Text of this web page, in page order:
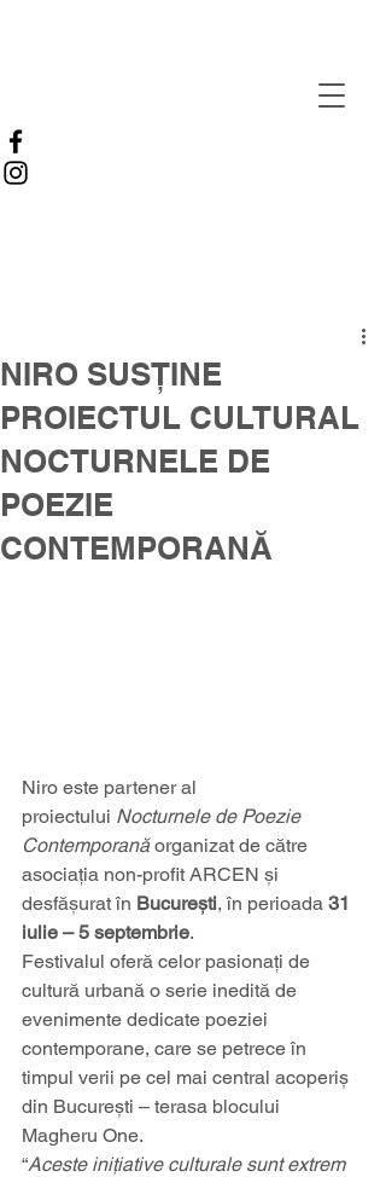
NIRO SUSȚINE
PROIECTUL CULTURAL
NOCTURNELE DE
POEZIE
CONTEMPORANĂ
Niro este partener al
proiectului Nocturnele de Poezie
Contemporană organizat de către
asociația non-profit ARCEN și
desfășurat în București, în perioada 31
iulie – 5 septembrie.
Festivalul oferă celor pasionați de
cultură urbană o serie inedită de
evenimente dedicate poeziei
contemporane, care se petrece în
timpul verii pe cel mai central acoperiș
din București – terasa blocului
Magheru One.
“Aceste inițiative culturale sunt extrem